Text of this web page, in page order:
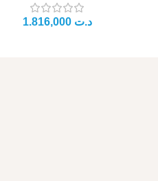
د.ت